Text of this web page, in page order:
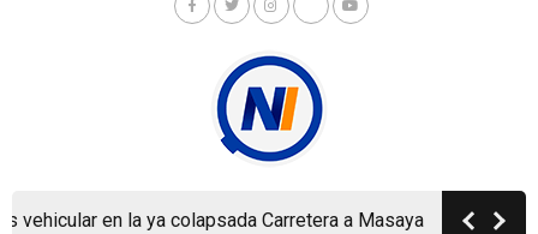
en la ya colapsada Carretera a Masaya Política,